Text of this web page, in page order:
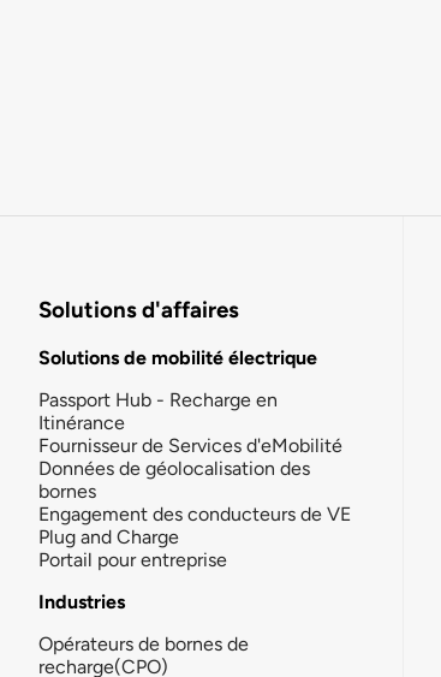
Solutions d'affaires
Solutions de mobilité électrique
Passport Hub - Recharge en
Itinérance
Fournisseur de Services d'eMobilité
Données de géolocalisation des
bornes
Engagement des conducteurs de VE
Plug and Charge
Portail pour entreprise
Industries
Opérateurs de bornes de
recharge(CPO)